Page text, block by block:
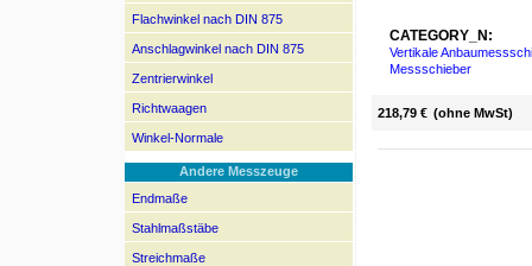
Flachwinkel nach DIN 875
Anschlagwinkel nach DIN 875
Zentrierwinkel
Richtwaagen
Winkel-Normale
Andere Messzeuge
Endmaße
Stahlmaßstäbe
Streichmaße
CATEGORY_N:
Vertikale
Messschieber
218,79 € (ohne MwSt)